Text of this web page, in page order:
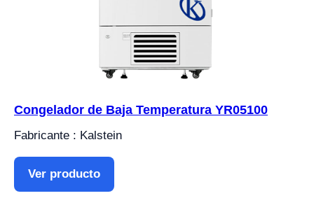
Congelador de Baja Temperatura YR05100
Fabricante : Kalstein
Ver producto